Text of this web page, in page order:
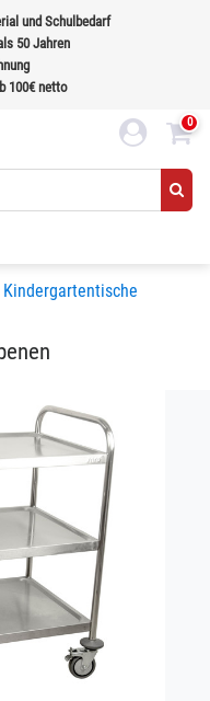
und Schulbedarf
50 Jahren
100€ netto
0
Kindergartentische